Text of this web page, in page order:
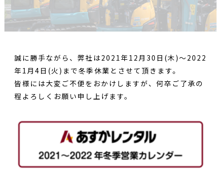
誠に勝手ながら、弊社は2021年12月30日(木)〜2022
年1月4日(火)まで冬季休業とさせて頂きます。
皆様には大変ご不便をおかけしますが、何卒ご了承の
程よろしくお願い申し上げます。